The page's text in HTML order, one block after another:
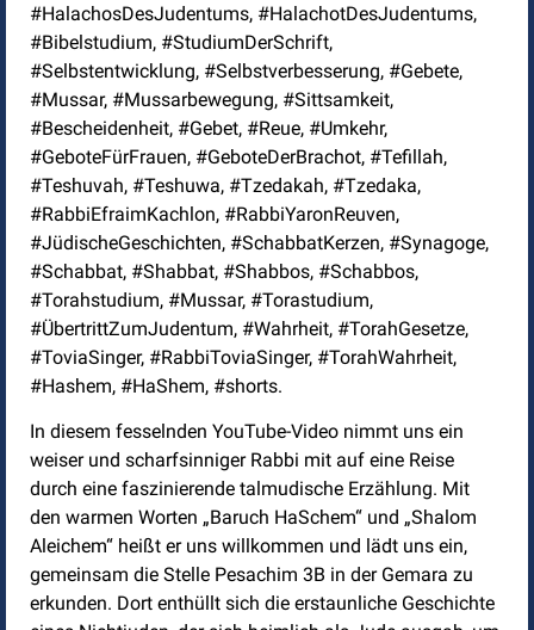
#HalachosDesJudentums, #HalachotDesJudentums,
#Bibelstudium, #StudiumDerSchrift,
#Selbstentwicklung, #Selbstverbesserung, #Gebete,
#Mussar, #Mussarbewegung, #Sittsamkeit,
#Bescheidenheit, #Gebet, #Reue, #Umkehr,
#GeboteFürFrauen, #GeboteDerBrachot, #Tefillah,
#Teshuvah, #Teshuwa, #Tzedakah, #Tzedaka,
#RabbiEfraimKachlon, #RabbiYaronReuven,
#JüdischeGeschichten, #SchabbatKerzen, #Synagoge,
#Schabbat, #Shabbat, #Shabbos, #Schabbos,
#Torahstudium, #Mussar, #Torastudium,
#ÜbertrittZumJudentum, #Wahrheit, #TorahGesetze,
#ToviaSinger, #RabbiToviaSinger, #TorahWahrheit,
#Hashem, #HaShem, #shorts.
In diesem fesselnden YouTube-Video nimmt uns ein
weiser und scharfsinniger Rabbi mit auf eine Reise
durch eine faszinierende talmudische Erzählung. Mit
den warmen Worten „Baruch HaSchem“ und „Shalom
Aleichem“ heißt er uns willkommen und lädt uns ein,
gemeinsam die Stelle Pesachim 3B in der Gemara zu
erkunden. Dort enthüllt sich die erstaunliche Geschichte